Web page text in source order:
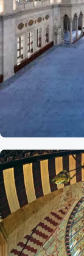
Referans
Nur-r
Camii